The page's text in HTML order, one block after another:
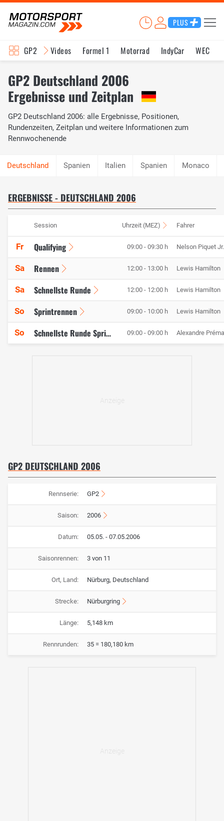
PLUS
GP2 Videos Formel 1 Motorrad IndyCar WEC
GP2 Deutschland 2006
Ergebnisse und Zeitplan
GP2 Deutschland 2006: alle Ergebnisse, Positionen,
Rundenzeiten, Zeitplan und weitere Informationen zum
Rennwochenende
Spanien Italien Spanien Monaco
ERGEBNISSE - DEUTSCHLAND 2006
Session Uhrzeit (MEZ) Fahrer
Fr Qualifying 09:00 - 09:30 h Nelson Piquet Jr.
Sa Rennen 12:00 - 13:00 h Lewis Hamilton
Sa Schnellste Runde 12:00 - 12:00 h Lewis Hamilton
So Sprintrennen 09:00 - 10:00 h Lewis Hamilton
So Schnellste Runde Sprint 09:00 - 09:00 h Alexandre
GP2 DEUTSCHLAND 2006
Rennserie: GP2
Saison: 2006
Datum: 05.05. - 07.05.2006
Saisonrennen: 3 von 11
Ort, Land: Nürburg, Deutschland
Strecke: Nürburgring
Länge: 5,148 km
Rennrunden: 35 = 180,180 km